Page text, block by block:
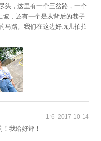
头，这里有一个三岔路，一个
，还有一个是从背后的巷子
马路。我们在这边好玩儿拍拍
往上走，可以听到海浪涛
墓。 路环岛 有三个小伙子在
骑自行车的小家庭从后面赶上
只的，带着头盔可爱爆了。
身，大汗淋漓。 我们回头，
可以沿着这条路返回到公交
1*6 2017-10-14
我给好评！